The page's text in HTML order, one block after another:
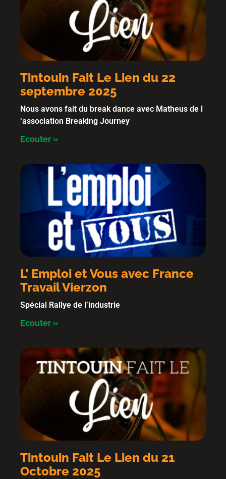
Tintouin Fait Le Lien du 22
septembre 2025
Nous avons fait du break dance avec Matheus de l
‘association Breaking Journey
Ecouter »
L’ Emploi et Vous avec France
Travail Vierzon
Spécial Rallye de l’industrie
Ecouter »
Tintouin Fait Le Lien du 21
Octobre 2025